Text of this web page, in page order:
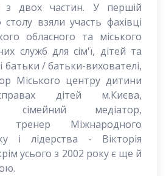
з двох частин. У першій
столу взяли участь фахівці
обласного та міського
служб для сім'ї, дітей та
батьки / батьки-вихователі,
Міського центру дитини
дітей м.Києва,
сімейний медіатор,
тренер Міжнародного
і лідерства - Вікторія
усього з 2002 року є ще й